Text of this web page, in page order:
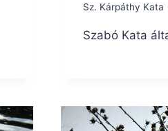
Sz. Kárpáthy Kata
Szabó Kata